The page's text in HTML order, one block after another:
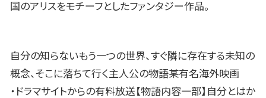
国のアリスをモチーフとしたファンタジー作品。
自分の知らないもう一つの世界、すぐ隣に存在する未知の
概念、そこに落ちて行く主人公の物語某有名海外映画
・ドラマサイトからの有料放送【物語内容一部】自分とはか